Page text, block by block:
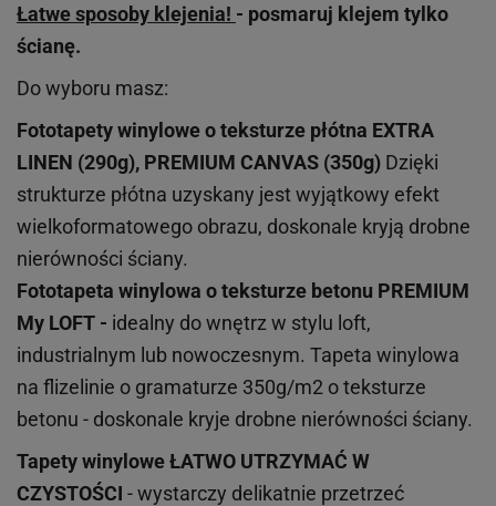
Łatwe sposoby klejenia! - posmaruj klejem tylko
ścianę.
Do wyboru masz:
Fototapety winylowe oteksturze płótna EXTRA
LINEN (290g), PREMIUM CANVAS (350g) Dzięki
strukturze płótna uzyskany jest wyjątkowy efekt
wielkoformatowego obrazu, doskonale kryją drobne
nierówności ściany.
Fototapeta winylowa oteksturze betonu PREMIUM
My LOFT - idealny do wnętrz w stylu loft,
industrialnym lub nowoczesnym. Tapeta winylowa
na flizelinie o gramaturze 350g/m2 o teksturze
betonu - doskonale kryje drobne nierówności ściany.
Tapety winyloweŁATWO UTRZYMAĆ W
CZYSTOŚCI - wystarczy delikatnie przetrzeć